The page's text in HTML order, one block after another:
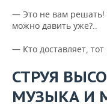
— Это не вам решать!
можно давить уже?..
— Кто доставляет, тот
СТРУЯ
МУЗЫКА И